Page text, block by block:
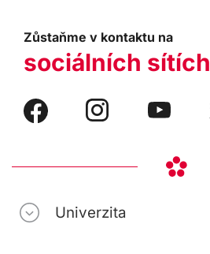
Zůstaňme v kontaktu na
sociálních sítích
Univerzita